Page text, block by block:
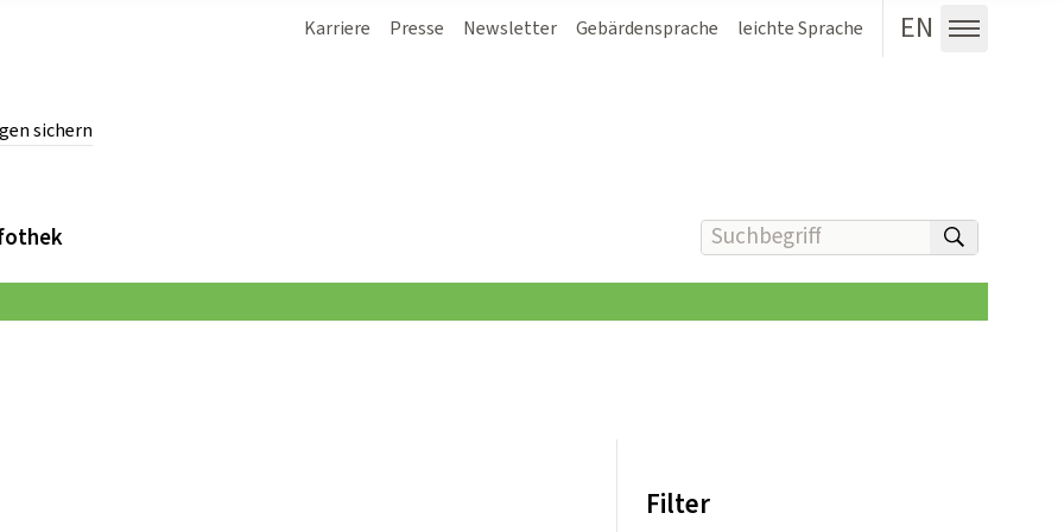
sichern
Karriere Presse Newsletter Gebärdensprache leichte Sprache EN
Menü
Suchbegriff(e) eingeben
Filter